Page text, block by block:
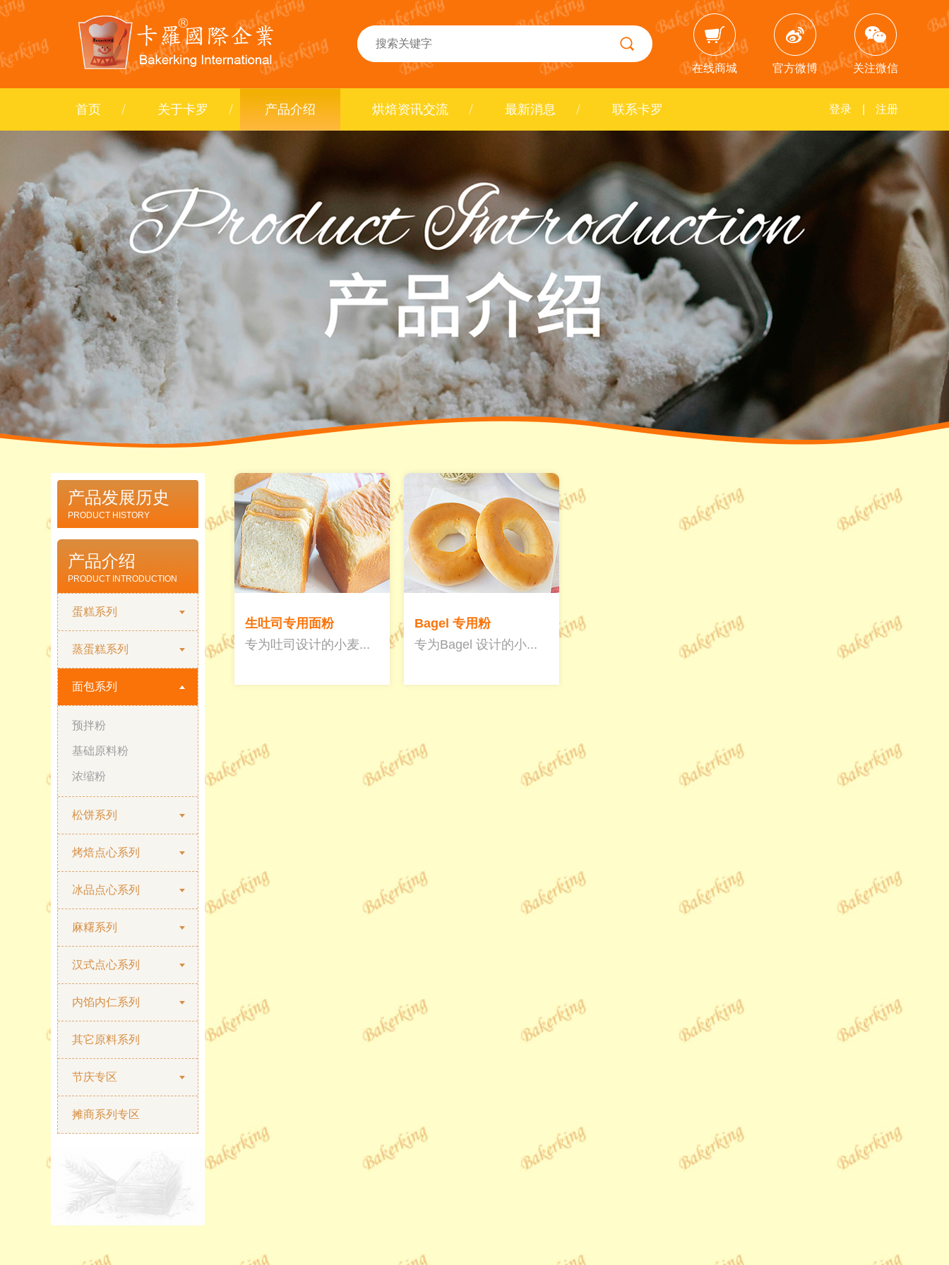
在线商城 官方微博 关注微信
首页 关于卡罗 产品介绍 烘焙资讯交流 最新消息 联系卡罗 登录 注册
产品发展历史
PRODUCT HISTORY
产品介绍
PRODUCT INTRODUCTION
蛋糕系列
蒸蛋糕系列
面包系列
预拌粉
基础原料粉
浓缩粉
松饼系列
烤焙点心系列
冰品点心系列
麻糬系列
汉式点心系列
内馅内仁系列
其它原料系列
节庆专区
摊商系列专区
生吐司专用面粉
专为吐司设计的小麦...
Bagel 专用粉
专为Bagel 设计的小...